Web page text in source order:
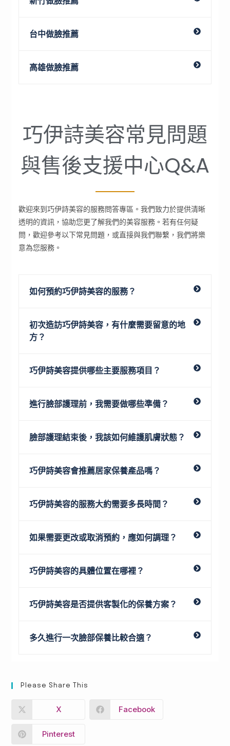
台中做臉推薦
高雄做臉推薦
巧伊詩美容常見問題
與售後支援中心Q&A
歡迎來到巧伊詩美容的服務問答專區。我們致力於提供清晰
透明的資訊，協助您更了解我們的美容服務。若有任何疑
問，歡迎參考以下常見問題，或直接與我們聯繫，我們將樂
意為您服務。
如何預約巧伊詩美容的服務？
初次造訪巧伊詩美容，有什麼需要留意的地
方？
巧伊詩美容提供哪些主要服務項目？
進行臉部護理前，我需要做哪些準備？
臉部護理結束後，我該如何維護肌膚狀態？
巧伊詩美容會推薦居家保養產品嗎？
巧伊詩美容的服務大約需要多長時間？
如果需要更改或取消預約，應如何調理？
巧伊詩美容的具體位置在哪裡？
巧伊詩美容是否提供客製化的保養方案？
多久進行一次臉部保養比較合適？
Please Share This
X Facebook
Pinterest